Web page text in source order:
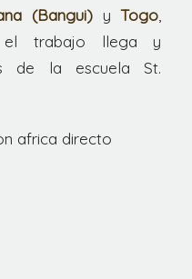
(Bangui) yTogo,
el trabajo llega y
de la escuela St.